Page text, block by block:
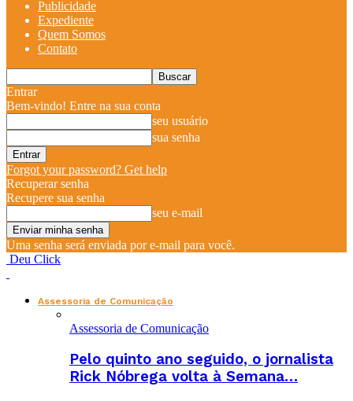
Publicidade
Expediente
Quem Somos
Contato
Entrar
Bem-vindo! Entre na sua conta
seu usuário
sua senha
Forgot your password? Get help
Recuperar senha
Recupere sua senha
seu e-mail
Uma senha será enviada por e-mail para você.
Deu Click
Assessoria de Comunicação
Assessoria de Comunicação
Pelo quinto ano seguido, o jornalista
Rick Nóbrega volta à Semana…